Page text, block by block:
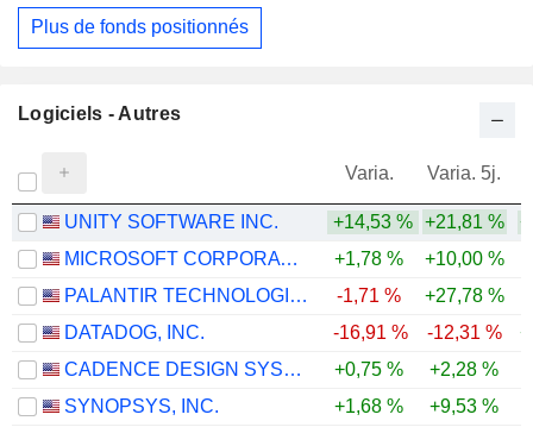
Plus de fonds positionnés
Logiciels - Autres
Varia. Varia. 5j.
UNITY SOFTWARE INC. +14,53 % +21,81 %
MICROSOFT CORPORATION
+1,78 % +10,00 %
PALANTIR TECHNOLOGIES INC.
-1,71 % +27,78 %
DATADOG, INC.
-16,91 % -12,31 %
CADENCE DESIGN SYSTEMS, INC.
+0,75 % +2,28 %
SYNOPSYS, INC.
+1,68 % +9,53 %